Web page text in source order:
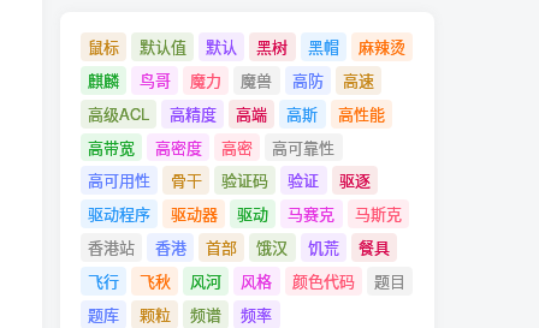
鼠标 默认值 默认 黑树 黑帽
麻辣烫
麒麟
鸟哥 魔力 魔兽 高防
高速
高级ACL
高精度 高端 高斯
高性能
高带宽
高密度 高密
高可靠性
高可用性
骨干 验证码 验证
驱逐
驱动程序
驱动器 驱动 马赛克
马斯克
香港站
香港 首部 饿汉 饥荒
餐具
飞行
飞秋 风河 风格 颜色代码
题目
题库
颗粒 频谱 频率